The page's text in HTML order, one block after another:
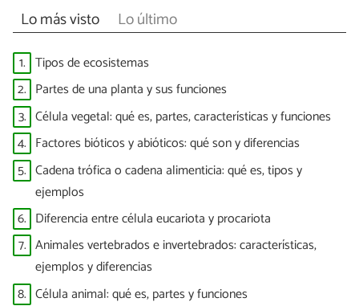
Lo más visto Lo último
1. Tipos de ecosistemas
2. Partes de una planta y sus funciones
3. Célula vegetal: qué es, partes, características y funciones
4. Factores bióticos y abióticos: qué son y diferencias
5. Cadena trófica o cadena alimenticia: qué es, tipos y
ejemplos
6. Diferencia entre célula eucariota y procariota
7. Animales vertebrados e invertebrados: características,
ejemplos y diferencias
8. Célula animal: qué es, partes y funciones